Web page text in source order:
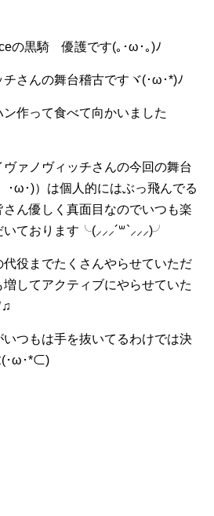
の黒騎 優護です(⁠｡⁠･⁠ω⁠･⁠｡⁠)⁠ﾉ⁠
さんの舞台稽古ですヾ⁠(⁠･⁠ω⁠･⁠*⁠)⁠ﾉ
作って食べて向かいました
ァノヴィッチさんの今回の舞台
･⁠ω⁠･⁠)⁠）は個人的にはぶっ飛んでる
さん優しく真面目なのでいつも楽
ております╰⁠(⁠⸝⁠⸝⁠⸝⁠´⁠꒳⁠`⁠⸝⁠⸝⁠⸝⁠)⁠╯
役までたくさんやらせていただ
してアクティブにやらせていた
⁠♫
つもは手を抜いてるわけでは決
･⁠ω⁠･⁠*⁠⊂⁠)